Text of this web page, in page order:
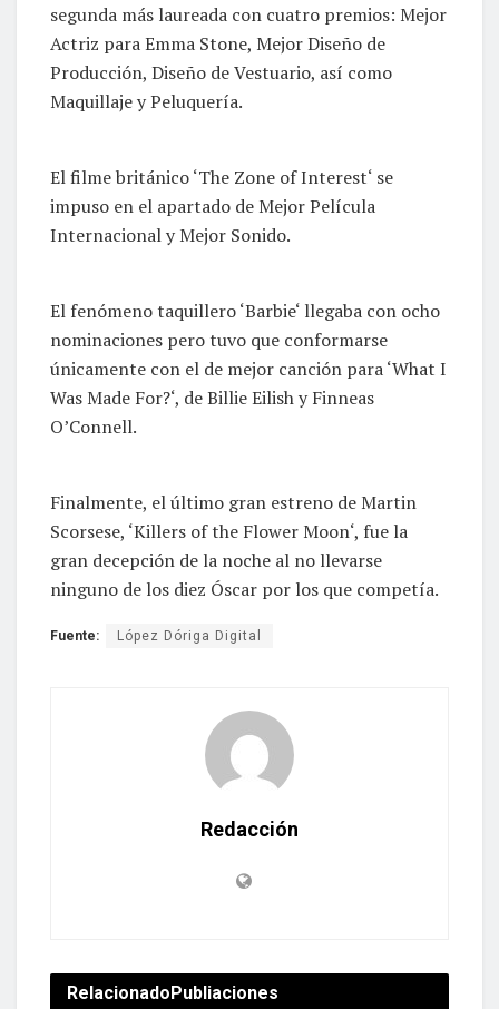
segunda más laureada con cuatro premios: Mejor
Actriz para Emma Stone, Mejor Diseño de
Producción, Diseño de Vestuario, así como
Maquillaje y Peluquería.
El filme británico ‘The Zone of Interest‘ se
impuso en el apartado de Mejor Película
Internacional y Mejor Sonido.
El fenómeno taquillero ‘Barbie‘ llegaba con ocho
nominaciones pero tuvo que conformarse
únicamente con el de mejor canción para ‘What I
Was Made For?‘, de Billie Eilish y Finneas
O’Connell.
Finalmente, el último gran estreno de Martin
Scorsese, ‘Killers of the Flower Moon‘, fue la
gran decepción de la noche al no llevarse
ninguno de los diez Óscar por los que competía.
Fuente: López Dóriga Digital
Redacción
RelacionadoPubliaciones